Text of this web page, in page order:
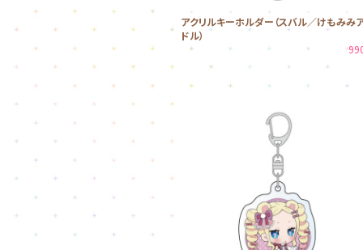
アクリルキーホルダー（スバル／けもみみ
ドル）